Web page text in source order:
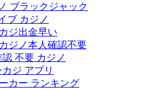
ブラックジャック
ブ カジノ
ジ出金早い
ジノ本人確認不要
不要 カジノ
カジ アプリ
カー ランキング